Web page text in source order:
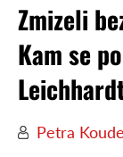
Zmizeli
Kam se
Petra